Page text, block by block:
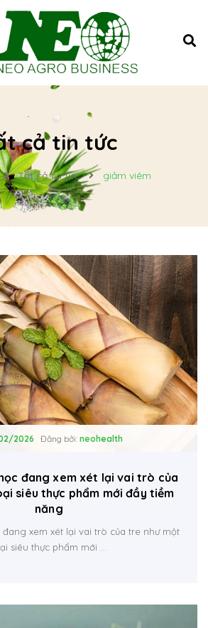
cả tin tức
Tất cả tin tức giảm viêm
2026 Đăng bởi: neohealth
đang xem xét lại vai trò của
siêu thực phẩm mới đầy tiềm
năng
xem xét lại vai trò của tre như một
siêu thực phẩm mới ...